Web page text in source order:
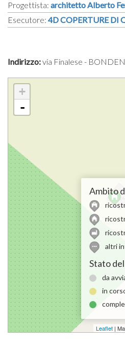
Progettista: architetto Alberto
Esecutore: 4D COPERTURE DI
Indirizzo:via Finalese -
+
-
Ambito
altri
Stato
da
in
Leaflet |